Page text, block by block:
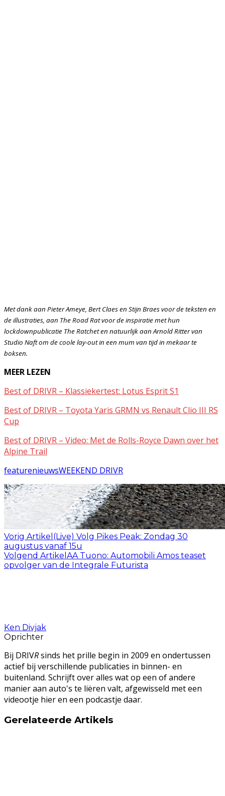
Met dank aan Pieter Ameye, Bert Claes en Stijn Braes voor de teksten en
de illustraties, aan The Road Rat voor de inspiratie met hun
lockdownpublicatie The Ratchet en natuurlijk aan Arnold Ritter van
Studio Naft om de coole lay-out in een mum van tijd in mekaar te
boksen.
MEER LEZEN
Best of DRIVR – Klassiekertest: Lotus Esprit S1
Best of DRIVR – Toyota Yaris GRMN vs Renault Clio III RS
Cup
Best of DRIVR – Video: Met de Rolls-Royce Dawn over het
Alpine Trail
featurenieuwsWEEKEND DRIVR
Vorig Artikel (Live) Volg Pikes Peak: Zondag 30
augustus vanaf 15u
Volgend Artikel AA Tuono: Automobili Amos teaset
opvolger van de Integrale Futurista
Ken Divjak
Oprichter
Bij DRIVRsinds het prille begin in 2009 en ondertussen
actief bij verschillende publicaties in binnen- en
buitenland. Schrijft over alles wat op een of andere
manier aan auto's te liëren valt, afgewisseld met een
videootje hier en een podcastje daar.
Gerelateerde Artikels